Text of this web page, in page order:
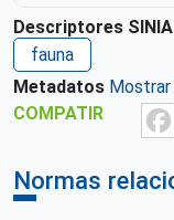
País de origen
Perú
Descriptores SINIA
fauna
Metadatos
COMPATIR
Normas